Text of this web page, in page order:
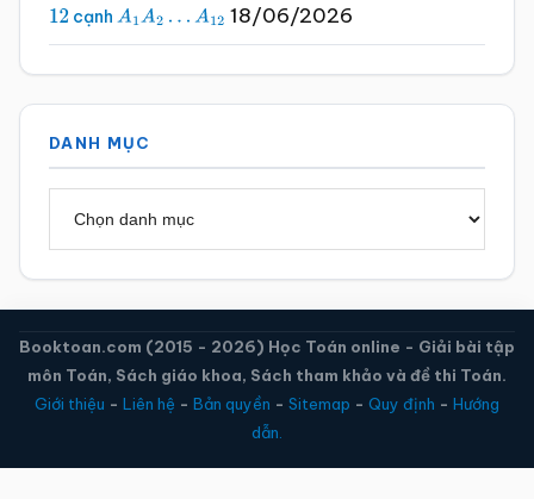
12 cạnh A1A2…A 12 18/06/2026
DANH MỤC
Booktoan.com (2015 - 2026) Học Toán online - Giải bài tập
môn Toán, Sách giáo khoa, Sách tham khảo và đề thi Toán.
Giới thiệu - Liên hệ - Bản quyền - Sitemap - Quy định - Hướng
dẫn.